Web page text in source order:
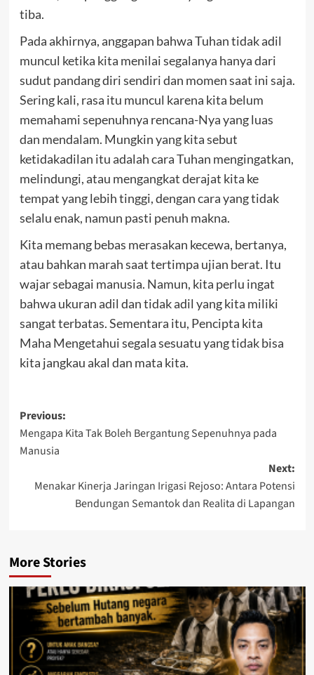
tiba.
Pada akhirnya, anggapan bahwa Tuhan tidak adil
muncul ketika kita menilai segalanya hanya dari
sudut pandang diri sendiri dan momen saat ini saja.
Sering kali, rasa itu muncul karena kita belum
memahami sepenuhnya rencana-Nya yang luas
dan mendalam. Mungkin yang kita sebut
ketidakadilan itu adalah cara Tuhan mengingatkan,
melindungi, atau mengangkat derajat kita ke
tempat yang lebih tinggi, dengan cara yang tidak
selalu enak, namun pasti penuh makna.
Kita memang bebas merasakan kecewa, bertanya,
atau bahkan marah saat tertimpa ujian berat. Itu
wajar sebagai manusia. Namun, kita perlu ingat
bahwa ukuran adil dan tidak adil yang kita miliki
sangat terbatas. Sementara itu, Pencipta kita
Maha Mengetahui segala sesuatu yang tidak bisa
kita jangkau akal dan mata kita.
Post
navigation
Previous:
Mengapa Kita Tak Boleh Bergantung Sepenuhnya pada
Manusia
Next:
Menakar Kinerja Jaringan Irigasi Rejoso: Antara Potensi
Bendungan Semantok dan Realita di Lapangan
More Stories